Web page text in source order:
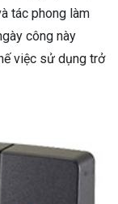
tác phong làm
công này
việc sử dụng trở